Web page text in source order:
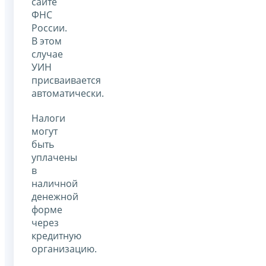
ФНС
России.
В этом
случае
УИН
присваивается
автоматически.
Налоги
могут
быть
уплачены
в
наличной
денежной
форме
через
кредитную
организацию.